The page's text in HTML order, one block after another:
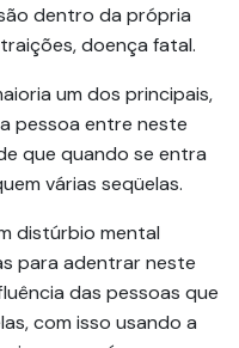
dentro da própria
doença fatal.
um dos principais,
pessoa entre neste
que quando se entra
várias seqüelas.
distúrbio mental
para adentrar neste
das pessoas que
com isso usando a